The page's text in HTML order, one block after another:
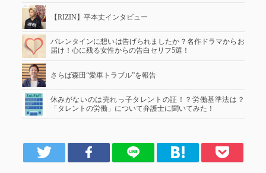
【RIZIN】平本丈インタビュー
バレンタインに想いは告げられましたか？名作ドラマからお
届け！心に残る女性からの告白セリフ5選！
さらば森田“愛車トラブル”を報告
休みがないのは売れっ子タレントの証！？労働基準法は？
「タレントの労働」について弁護士に聞いてみた！
Facebook LINE はてブ Pocket